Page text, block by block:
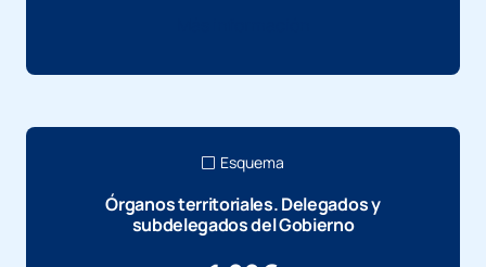
Esquema
Órganos territoriales. Delegados y
subdelegados del Gobierno